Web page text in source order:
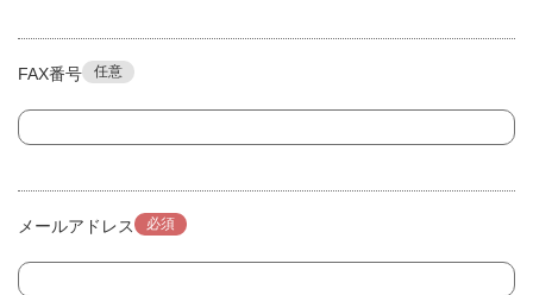
FAX番号 任意
メールアドレス 必須